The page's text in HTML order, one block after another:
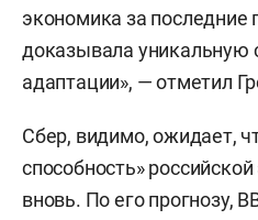
экономика за последние
доказывала уникальную
адаптации», — отметил
Сбер, видимо, ожидает,
способность»
вновь. По его прогнозу,